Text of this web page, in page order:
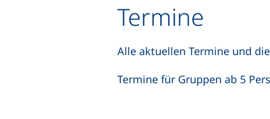
Termine
Alle aktuellen Termine und
Termine für Gruppen ab 5